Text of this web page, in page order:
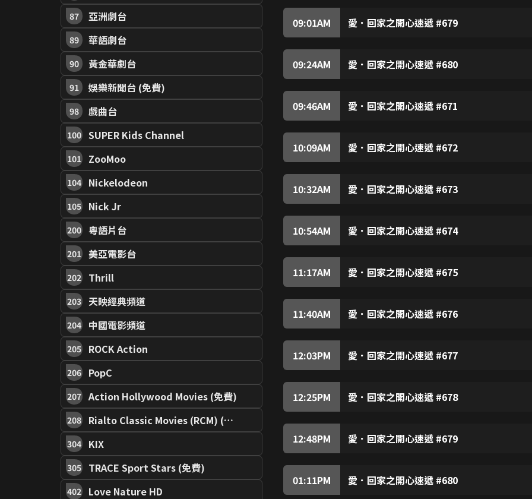
87 亞洲劇台
89 華語劇台
90 黃金華劇台
91 娛樂新聞台 (免費)
98 戲曲台
100 SUPER Kids Channel
101 ZooMoo
104 Nickelodeon
105 Nick Jr
200 粵語片台
201 美亞電影台
202 Thrill
203 天映經典頻道
204 中國電影頻道
205 ROCK Action
206 PopC
207 Action Hollywood Movies (免費)
208 Rialto Classic Movies (RCM) (免費)
304 KIX
305 TRACE Sport Stars (免費)
402 Love Nature HD
子孝送了很多名牌產品予Venus，擔心Venus是個
質的產品。子孝支出浩大，唯有拼命工作賺錢，
09:01AM 愛．回家之開心速遞 #679
又極差，不禁擔心自己真的是家聰的剋星。家聰
聰的X光片後，發現其肺部有黑影。愛詩猶豫應否
09:24AM 愛．回家之開心速遞 #680
他與凌凌等前往郊外燒烤，要向Bonnie展示他
自信心對男人的重要性，Bonnie決意裝笨，製造
09:46AM 愛．回家之開心速遞 #671
滿。敢威要龔燁與曹總洽談生意，若水見龔燁苦
樹根懷疑若水遭龔燁利用，擔心她會被龔燁所害
10:09AM 愛．回家之開心速遞 #672
裸露戲份，怕令父親丟臉。尚善得悉後決定易角
道，朱展得悉後大怒，誓要阻止凌凌演出《曹總
10:32AM 愛．回家之開心速遞 #673
馬榮及後安排清參演劇中護士一角，又藉詞要教
榮原來藉教戲欺騙粉絲與他發生關係，擔心清亦
10:54AM 愛．回家之開心速遞 #674
遏止打嗝再去面試，怎料……凌凌求曹總讓城安在
而不斷闖禍。城安無法正常工作，變得自暴自棄
11:17AM 愛．回家之開心速遞 #675
城安而獲得靈感，決定利用科學知識進行表演。
麗的妒忌，暗中進行破壞，害得心如的表演發生
11:40AM 愛．回家之開心速遞 #676
被隨後而至的曹總看到，他靈機一動，決意開拍
準備為新劇擔任武術指導，怎料……樹根憶起師父
12:03PM 愛．回家之開心速遞 #677
蓮那箱麒麟果後大怒，拒為好爸bar供貨。力蓮得
帳，城安認出碧雲後不禁心驚……碧雲向力蓮報復
12:25PM 愛．回家之開心速遞 #678
子孝送了很多名牌產品予Venus，擔心Venus是個
質的產品。子孝支出浩大，唯有拼命工作賺錢，
12:48PM 愛．回家之開心速遞 #679
又極差，不禁擔心自己真的是家聰的剋星。家聰
聰的X光片後，發現其肺部有黑影。愛詩猶豫應否
01:11PM 愛．回家之開心速遞 #680